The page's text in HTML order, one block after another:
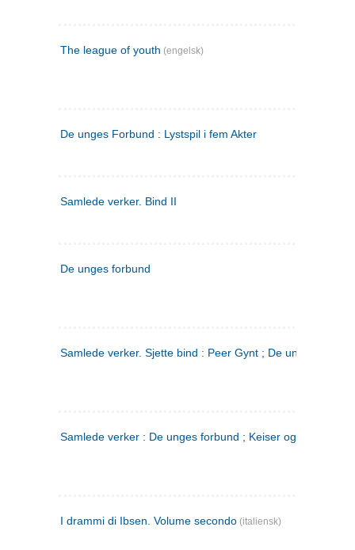
The league of youth (engelsk)
De unges Forbund : Lystspil i fem Akter
Samlede verker. Bind II
De unges forbund
Samlede verker. Sjette bind : Peer Gynt ; De unges
Samlede verker : De unges forbund ; Keiser og Galilæer. 3
I drammi di Ibsen. Volume secondo (italiensk)